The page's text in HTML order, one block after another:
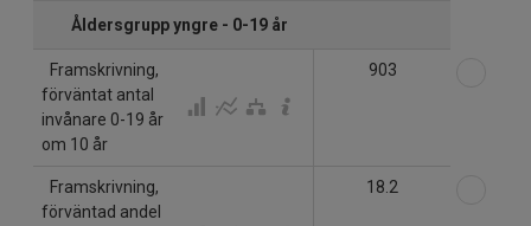
Åldersgrupp yngre - 0-19 år
Framskrivning,
förväntat antal
invånare 0-19 år
om 10 år
903
Framskrivning,
förväntad andel
18.2